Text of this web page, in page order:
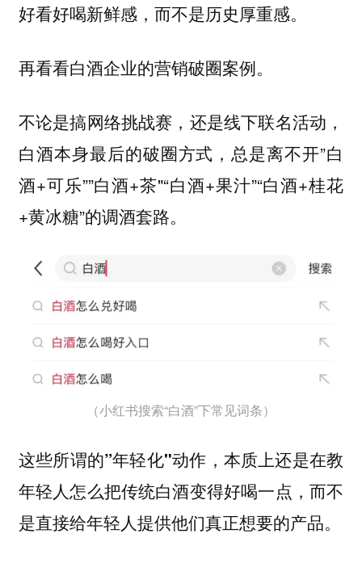
好看好喝新鲜感，而不是历史厚重感。
再看看白酒企业的营销破圈案例。
不论是搞网络挑战赛，还是线下联名活动，
白酒本身最后的破圈方式，总是离不开”白
酒+可乐””白酒+茶"“白酒+果汁”“白酒+桂花
+黄冰糖”的调酒套路。
（小红书搜索“白酒”下常见词条）
这些所谓的”年轻化"动作，本质上还是在教
年轻人怎么把传统白酒变得好喝一点，而不
是直接给年轻人提供他们真正想要的产品。